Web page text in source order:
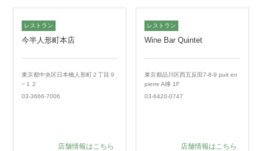
レストラン
今半人形町本店
東京都中央区日本橋人形町２丁目９
−１２
03-3666-7006
店舗情報はこちら
レストラン
Wine Bar Quintet
東京都品川区西五反田7-8-9 puit en
pierre A棟 1F
03-6420-0747
店舗情報はこちら